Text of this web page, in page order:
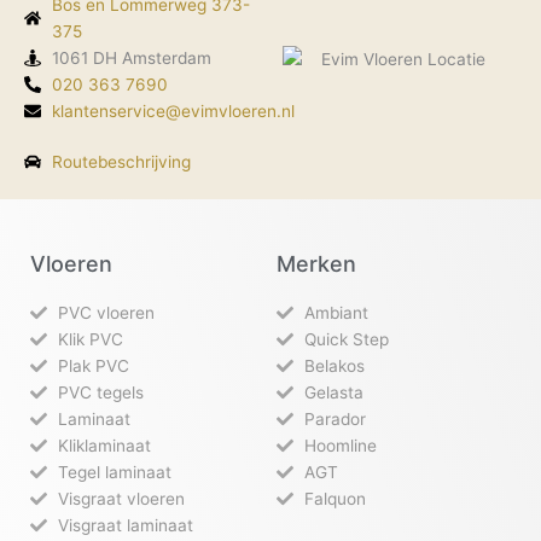
o
f
r
m
i
Bos en Lommerweg 373-
375
1061 DH Amsterdam
020 363 7690
klantenservice@evimvloeren.nl
Routebeschrijving
Vloeren
PVC vloeren
Klik PVC
Plak PVC
PVC tegels
Laminaat
Kliklaminaat
Tegel laminaat
Visgraat vloeren
Visgraat laminaat
Merken
Ambiant
Quick Step
Belakos
Gelasta
Parador
Hoomline
AGT
Falquon